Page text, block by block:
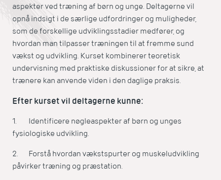
aspekter ved træning af børn og unge. Deltagerne vil
opnå indsigt i de særlige udfordringer og muligheder,
som de forskellige udviklingsstadier medfører, og
hvordan man tilpasser træningen til at fremme sund
vækst og udvikling. Kurset kombinerer teoretisk
undervisning med praktiske diskussioner for at sikre, at
trænere kan anvende viden i den daglige praksis.
Efter kurset vil deltagerne kunne:
1. Identificere nøgleaspekter af børn og unges
fysiologiske udvikling.
2. Forstå hvordan vækstspurter og muskeludvikling
påvirker træning og præstation.